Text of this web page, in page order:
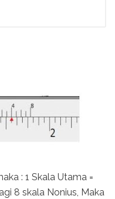
: 1 Skala Utama =
8 skala Nonius, Maka